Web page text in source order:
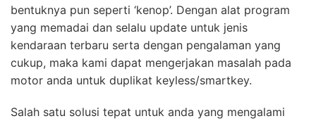
bentuknya pun seperti ‘kenop’. Dengan alat program
yang memadai dan selalu update untuk jenis
kendaraan terbaru serta dengan pengalaman yang
cukup, maka kami dapat mengerjakan masalah pada
motor anda untuk duplikat keyless/smartkey.
Salah satu solusi tepat untuk anda yang mengalami